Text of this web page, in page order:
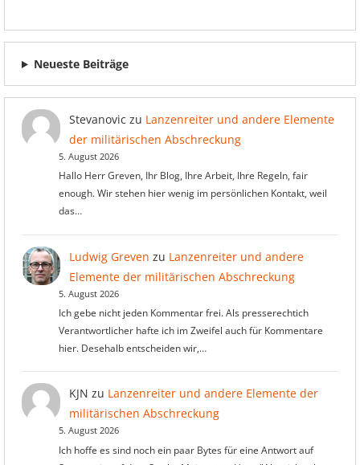
Neueste Beiträge
Stevanovic zu Lanzenreiter und andere Elemente
der militärischen Abschreckung
5. August 2026
Hallo Herr Greven, Ihr Blog, Ihre Arbeit, Ihre Regeln, fair
enough. Wir stehen hier wenig im persönlichen Kontakt, weil
das…
Ludwig Greven zu Lanzenreiter und andere
Elemente der militärischen Abschreckung
5. August 2026
Ich gebe nicht jeden Kommentar frei. Als presserechtich
Verantwortlicher hafte ich im Zweifel auch für Kommentare
hier. Desehalb entscheiden wir,…
KJN zu Lanzenreiter und andere Elemente der
militärischen Abschreckung
5. August 2026
Ich hoffe es sind noch ein paar Bytes für eine Antwort auf